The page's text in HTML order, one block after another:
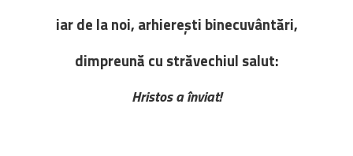
iar de la noi, arhierești binecuvântări,
dimpreună cu străvechiul salut:
Hristos a înviat!